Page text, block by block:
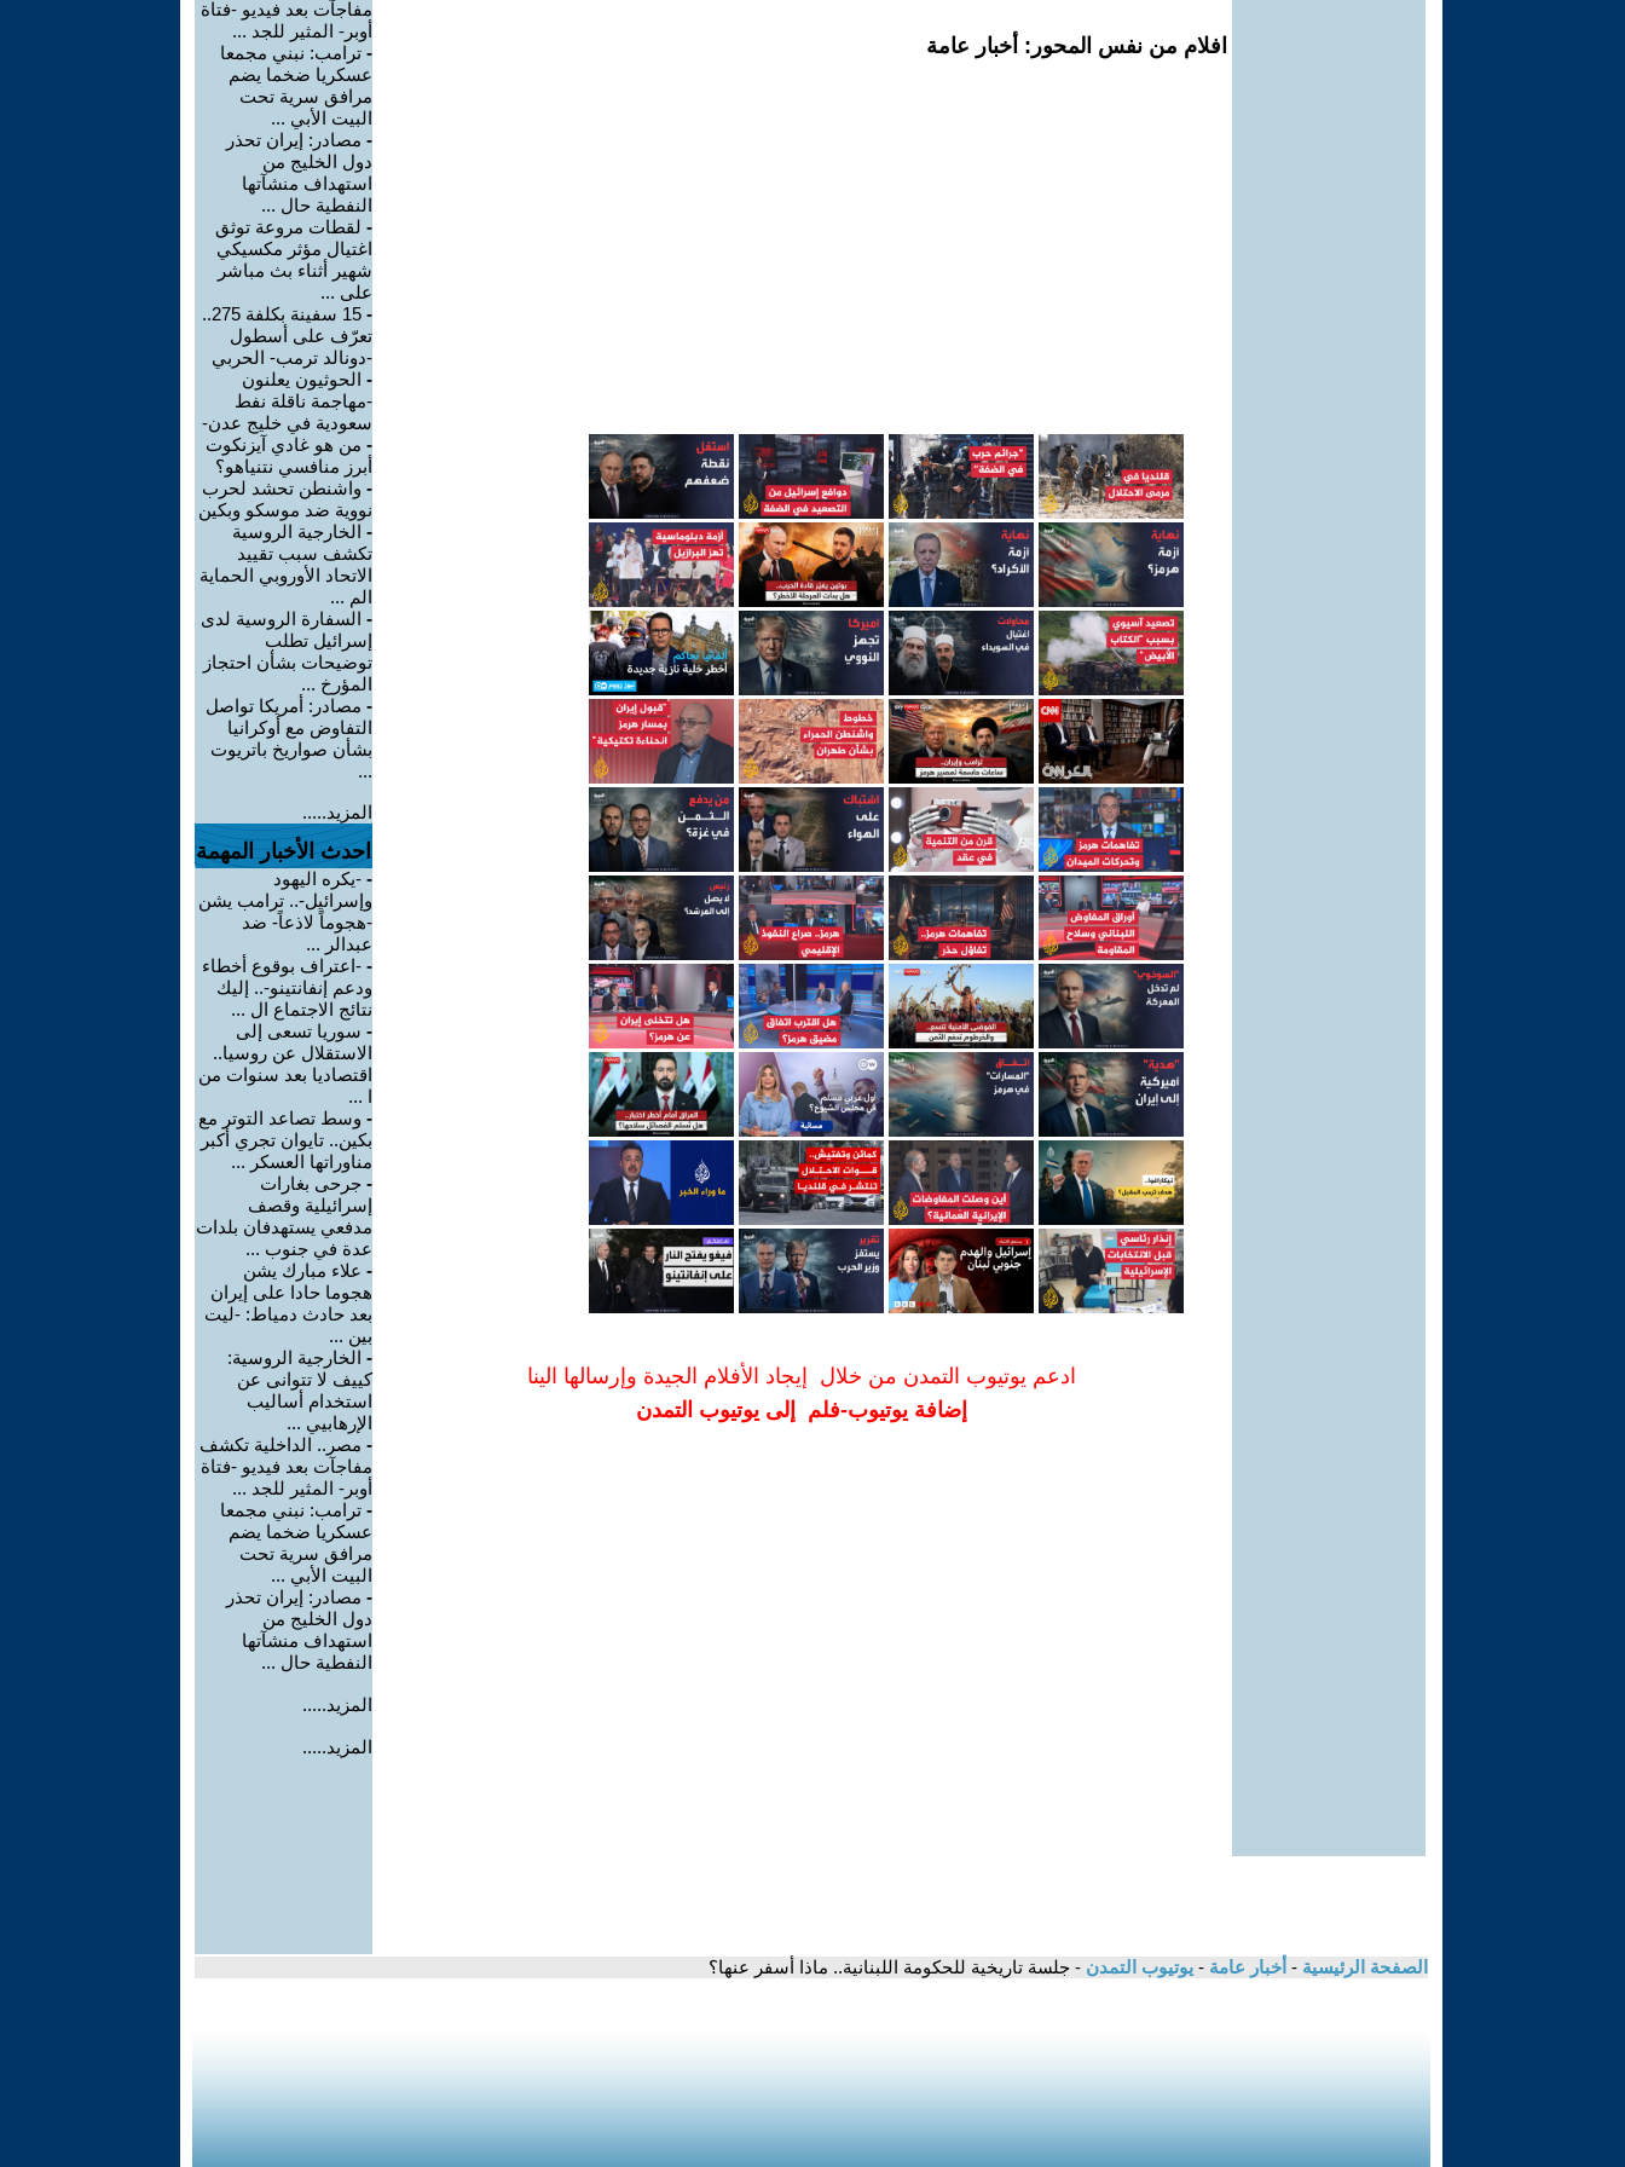
افلام من نفس المحور: أخبار عامة
ادعم يوتيوب التمدن من خلال إيجاد الأفلام الجيدة وإرسالها الينا
إضافة يوتيوب-فلم إلى يوتيوب التمدن
مفاجآت بعد فيديو -فتاة
أوبر- المثير للجد ...
- ترامب: نبني مجمعا
عسكريا ضخما يضم
مرافق سرية تحت
البيت الأبي ...
- مصادر: إيران تحذر
دول الخليج من
استهداف منشآتها
النفطية حال ...
- لقطات مروعة توثق
اغتيال مؤثر مكسيكي
شهير أثناء بث مباشر
على ...
-
15 سفينة بكلفة 275..
تعرّف على أسطول
-دونالد ترمب- الحربي
- الحوثيون يعلنون
-مهاجمة ناقلة نفط
سعودية في خليج عدن-
- من هو غادي آيزنكوت
أبرز منافسي نتنياهو؟
- واشنطن تحشد لحرب
نووية ضد موسكو وبكين
- الخارجية الروسية
تكشف سبب تقييد
الاتحاد الأوروبي الحماية
الم ...
- السفارة الروسية لدى
إسرائيل تطلب
توضيحات بشأن احتجاز
المؤرخ ...
- مصادر: أمريكا تواصل
التفاوض مع أوكرانيا
بشأن صواريخ باتريوت
...
المزيد.....
احدث الأخبار المهمة
- -يكره اليهود
وإسرائيل-.. ترامب يشن
-هجوماً لاذعاً- ضد
عبدالر ...
- -اعتراف بوقوع أخطاء
ودعم إنفانتينو-.. إليك
نتائج الاجتماع ال ...
- سوريا تسعى إلى
الاستقلال عن روسيا..
اقتصاديا بعد سنوات من
ا ...
- وسط تصاعد التوتر مع
بكين.. تايوان تجري أكبر
مناوراتها العسكر ...
- جرحى بغارات
إسرائيلية وقصف
مدفعي يستهدفان بلدات
عدة في جنوب ...
- علاء مبارك يشن
هجوما حادا على إيران
بعد حادث دمياط: -ليت
بين ...
- الخارجية الروسية:
كييف لا تتوانى عن
استخدام أساليب
الإرهابيي ...
- مصر.. الداخلية تكشف
مفاجآت بعد فيديو -فتاة
أوبر- المثير للجد ...
- ترامب: نبني مجمعا
عسكريا ضخما يضم
مرافق سرية تحت
البيت الأبي ...
- مصادر: إيران تحذر
دول الخليج من
استهداف منشآتها
النفطية حال ...
المزيد.....
المزيد.....
الصفحة الرئيسية - أخبار عامة - يوتيوب التمدن - جلسة تاريخية للحكومة اللبنانية.. ماذا أسفر عنها؟